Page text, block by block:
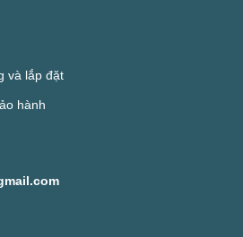
và lắp đặt
hành